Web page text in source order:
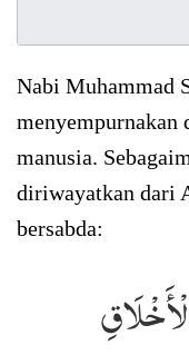
Nabi Muhammad
menyempurnakan
manusia.
diriwayatkan dari
bersabda: